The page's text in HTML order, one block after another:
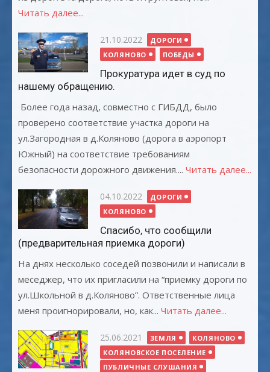
Читать далее...
Опубликовано
21.10.2022
ДОРОГИ
КОЛЯНОВО
ПОБЕДЫ
Прокуратура идет в суд по
нашему обращению.
Более года назад, совместно с ГИБДД, было
проверено соответствие участка дороги на
ул.Загородная в д.Коляново (дорога в аэропорт
Южный) на соответствие требованиям
безопасности дорожного движения.... Читать далее...
Опубликовано
04.10.2022
ДОРОГИ
КОЛЯНОВО
Спасибо, что сообщили
(предварительная приемка дороги)
На днях несколько соседей позвонили и написали в
меседжер, что их пригласили на “приемку дороги по
ул.Школьной в д.Коляново”. Ответственные лица
меня проигнорировали, но, как... Читать далее...
Опубликовано
25.06.2021 ЗЕМЛЯ
КОЛЯНОВО
КОЛЯНОВСКОЕ ПОСЕЛЕНИЕ
ПУБЛИЧНЫЕ СЛУШАНИЯ